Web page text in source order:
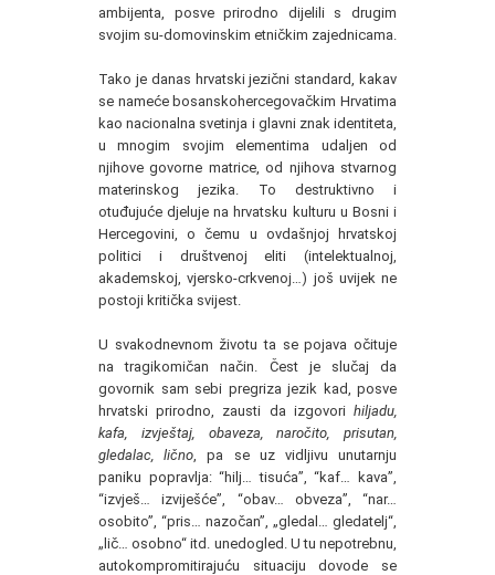
ambijenta, posve prirodno dijelili s drugim
svojim su-domovinskim etničkim zajednicama.
Tako je danas hrvatski jezični standard, kakav
se nameće bosanskohercegovačkim Hrvatima
kao nacionalna svetinja i glavni znak identiteta,
u mnogim svojim elementima udaljen od
njihove govorne matrice, od njihova stvarnog
materinskog jezika. To destruktivno i
otuđujuće djeluje na hrvatsku kulturu u Bosni i
Hercegovini, o čemu u ovdašnjoj hrvatskoj
politici i društvenoj eliti (intelektualnoj,
akademskoj, vjersko-crkvenoj…) još uvijek ne
postoji kritička svijest.
U svakodnevnom životu ta se pojava očituje
na tragikomičan način. Čest je slučaj da
govornik sam sebi pregriza jezik kad, posve
hrvatski prirodno, zausti da izgovori hiljadu,
kafa, izvještaj, obaveza, naročito, prisutan,
gledalac, lično , pa se uz vidljivu unutarnju
paniku popravlja: “hilj… tisuća”, “kaf… kava”,
“izvješ… izviješće”, “obav… obveza”, “nar…
osobito”, “pris… nazočan”, „gledal… gledatelj“,
„lič… osobno“ itd. unedogled. U tu nepotrebnu,
autokompromitirajuću situaciju dovode se